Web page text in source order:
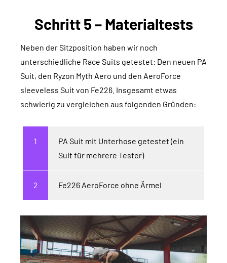
Schritt 5 – Materialtests
Neben der Sitzposition haben wir noch
unterschiedliche Race Suits getestet: Den neuen PA
Suit, den Ryzon Myth Aero und den AeroForce
sleeveless Suit von Fe226. Insgesamt etwas
schwierig zu vergleichen aus folgenden Gründen:
PA Suit mit Unterhose getestet (ein
Suit für mehrere Tester)
Fe226 AeroForce ohne Ärmel